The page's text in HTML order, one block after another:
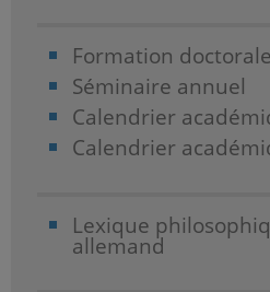
Formation doctorale
Séminaire annuel
Calendrier
Calendrier
Lexique
allemand